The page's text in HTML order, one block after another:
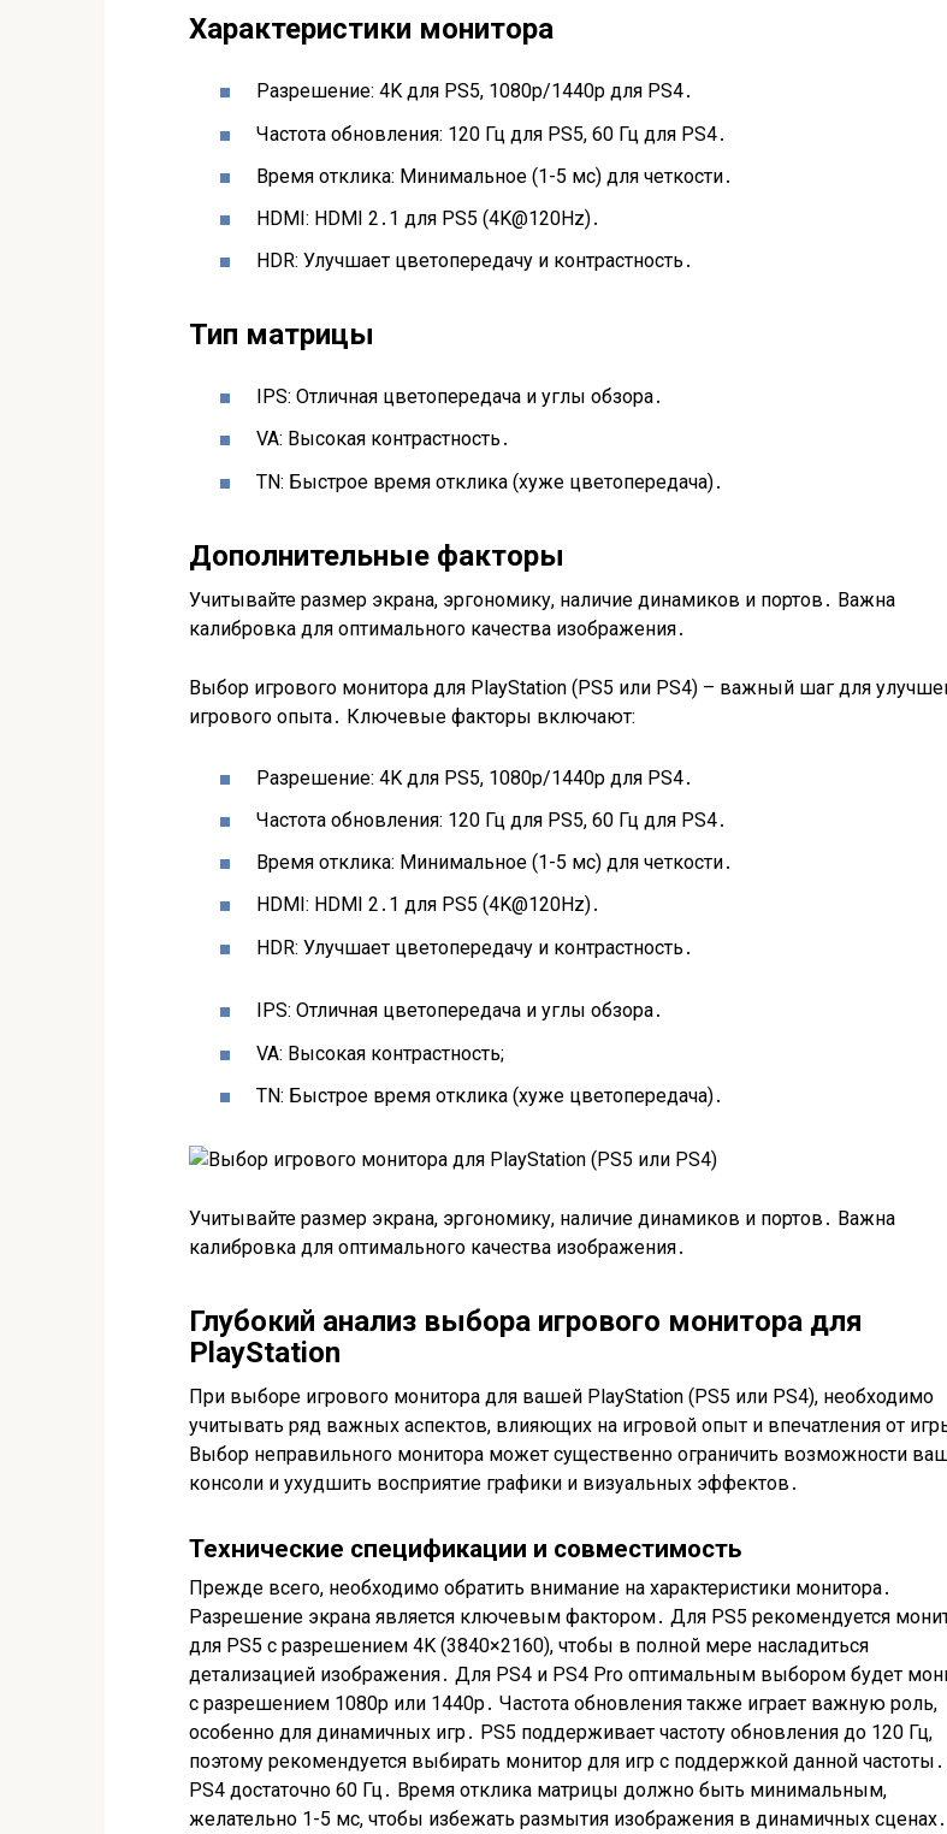
Характеристики монитора
Разрешение: 4K для PS5, 1080p/1440p для PS4․
Частота обновления: 120 Гц для PS5, 60 Гц для PS4․
Время отклика: Минимальное (1-5 мс) для четкости․
HDMI: HDMI 2․1 для PS5 (4K@120Hz)․
HDR: Улучшает цветопередачу и контрастность․
Тип матрицы
IPS: Отличная цветопередача и углы обзора․
VA: Высокая контрастность․
TN: Быстрое время отклика (хуже цветопередача)․
Дополнительные факторы
Учитывайте размер экрана, эргономику, наличие динамиков и портов․ Важна
калибровка для оптимального качества изображения․
Выбор игрового монитора для PlayStation (PS5 или PS4) – важный шаг для
игрового опыта․ Ключевые факторы включают:
Разрешение: 4K для PS5, 1080p/1440p для PS4․
Частота обновления: 120 Гц для PS5, 60 Гц для PS4․
Время отклика: Минимальное (1-5 мс) для четкости․
HDMI: HDMI 2․1 для PS5 (4K@120Hz)․
HDR: Улучшает цветопередачу и контрастность․
IPS: Отличная цветопередача и углы обзора․
VA: Высокая контрастность;
TN: Быстрое время отклика (хуже цветопередача)․
Учитывайте размер экрана, эргономику, наличие динамиков и портов․ Важна
калибровка для оптимального качества изображения․
Глубокий анализ выбора игрового монитора для
PlayStation
При выборе игрового монитора для вашей PlayStation (PS5 или PS4), необходимо
учитывать ряд важных аспектов, влияющих на игровой опыт и впечатления от
Выбор неправильного монитора может существенно ограничить возможности
консоли и ухудшить восприятие графики и визуальных эффектов․
Технические спецификации и совместимость
Прежде всего, необходимо обратить внимание на характеристики монитора․
Разрешение экрана является ключевым фактором․ Для PS5 рекомендуется
для PS5 с разрешением 4K (3840×2160), чтобы в полной мере насладиться
детализацией изображения․ Для PS4 и PS4 Pro оптимальным выбором будет
с разрешением 1080p или 1440p․ Частота обновления также играет важную роль,
особенно для динамичных игр․ PS5 поддерживает частоту обновления до 120 Гц,
поэтому рекомендуется выбирать монитор для игр с поддержкой данной
PS4 достаточно 60 Гц․ Время отклика матрицы должно быть минимальным,
желательно 1-5 мс, чтобы избежать размытия изображения в динамичных сценах․